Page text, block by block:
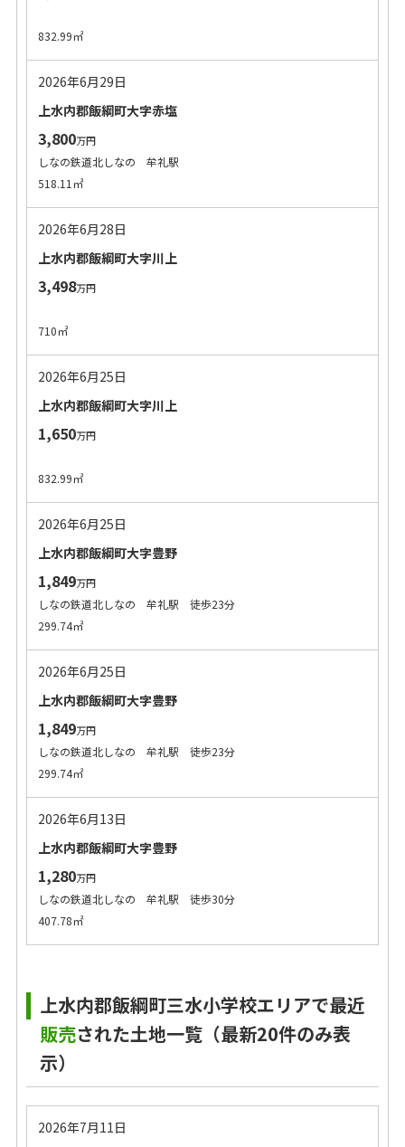
832.99㎡
2026年6月29日
上水内郡飯綱町大字赤塩
3,800万円
しなの鉄道北しなの 牟礼駅
518.11㎡
2026年6月28日
上水内郡飯綱町大字川上
3,498万円
710㎡
2026年6月25日
上水内郡飯綱町大字川上
1,650万円
832.99㎡
2026年6月25日
上水内郡飯綱町大字豊野
1,849万円
しなの鉄道北しなの 牟礼駅 徒歩23分
299.74㎡
2026年6月25日
上水内郡飯綱町大字豊野
1,849万円
しなの鉄道北しなの 牟礼駅 徒歩23分
299.74㎡
2026年6月13日
上水内郡飯綱町大字豊野
1,280万円
しなの鉄道北しなの 牟礼駅 徒歩30分
407.78㎡
上水内郡飯綱町三水小学校エリアで最近
販売された土地一覧（最新20件のみ表
示）
2026年7月11日